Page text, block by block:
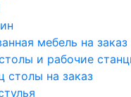
мебель на заказ
и рабочие
столы на заказ